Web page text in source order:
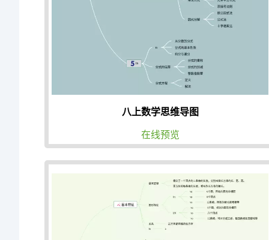
八上数学思维导图
在线预览